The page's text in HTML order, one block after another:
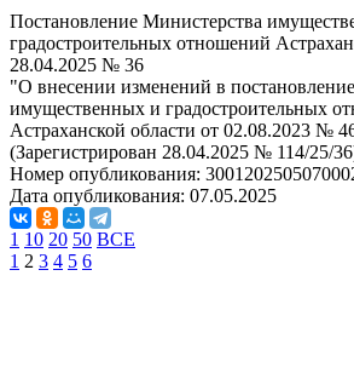
Постановление Министерства
градостроительных отношений
28.04.2025 № 36
"О внесении изменений в
имущественных и градостроительных
Астраханской области от 02.08.2023 №
(Зарегистрирован 28.04.2025 № 114/25/
Номер опубликования:
Дата опубликования: 07.05.2025
1 10 20 50 ВСЕ
1 2 3 4 5 6